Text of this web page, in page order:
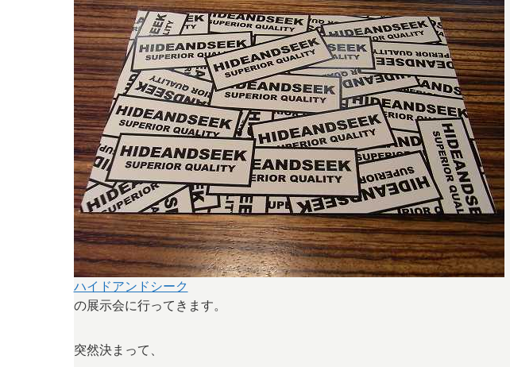
ハイドアンドシーク
の展示会に行ってきます。
突然決まって、